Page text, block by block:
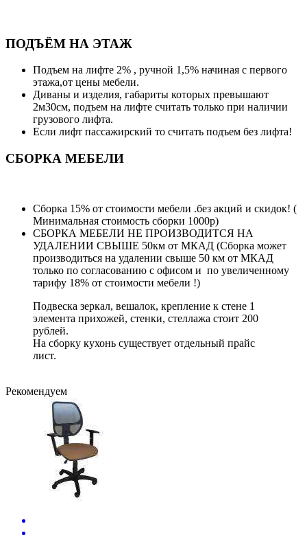
ПОДЪЁМ НА ЭТАЖ
Подъем на лифте 2% , ручной 1,5% начиная с первого
этажа,от цены мебели.
Диваны и изделия, габариты которых превышают
2м30см, подъем на лифте считать только при наличии
грузового лифта.
Если лифт пассажирский то считать подъем без лифта!
СБОРКА МЕБЕЛИ
Сборка 15% от стоимости мебели .без акций и скидок! (
Минимальная стоимость сборки 1000р)
СБОРКА МЕБЕЛИ НЕ ПРОИЗВОДИТСЯ НА
УДАЛЕНИИ СВЫШЕ 50км от МКАД (Сборка может
производиться на удалении свыше 50 км от МКАД
только по согласованию с офисом и по увеличенному
тарифу 18% от стоимости мебели !)
Подвеска зеркал, вешалок, крепление к стене 1
элемента прихожей, стенки, стеллажа стоит 200
рублей.
На сборку кухонь существует отдельный прайс
лист.
Рекомендуем